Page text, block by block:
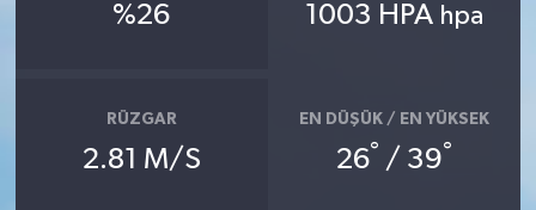
%26 1003 HPA hpa
RÜZGAR
2.81 M/S
EN DÜŞÜK / EN YÜKSEK
26° / 39°